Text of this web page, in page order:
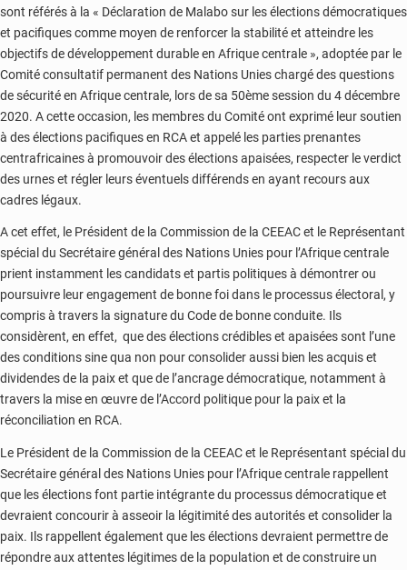
sont référés à la « Déclaration de Malabo sur les élections démocratiques
et pacifiques comme moyen de renforcer la stabilité et atteindre les
objectifs de développement durable en Afrique centrale », adoptée par le
Comité consultatif permanent des Nations Unies chargé des questions
de sécurité en Afrique centrale, lors de sa 50ème session du 4 décembre
2020. A cette occasion, les membres du Comité ont exprimé leur soutien
à des élections pacifiques en RCA et appelé les parties prenantes
centrafricaines à promouvoir des élections apaisées, respecter le verdict
des urnes et régler leurs éventuels différends en ayant recours aux
cadres légaux.
A cet effet, le Président de la Commission de la CEEAC et le Représentant
spécial du Secrétaire général des Nations Unies pour l’Afrique centrale
prient instamment les candidats et partis politiques à démontrer ou
poursuivre leur engagement de bonne foi dans le processus électoral, y
compris à travers la signature du Code de bonne conduite. Ils
considèrent, en effet, que des élections crédibles et apaisées sont l’une
des conditions sine qua non pour consolider aussi bien les acquis et
dividendes de la paix et que de l’ancrage démocratique, notamment à
travers la mise en œuvre de l’Accord politique pour la paix et la
réconciliation en RCA.
Le Président de la Commission de la CEEAC et le Représentant spécial du
Secrétaire général des Nations Unies pour l’Afrique centrale rappellent
que les élections font partie intégrante du processus démocratique et
devraient concourir à asseoir la légitimité des autorités et consolider la
paix. Ils rappellent également que les élections devraient permettre de
répondre aux attentes légitimes de la population et de construire un